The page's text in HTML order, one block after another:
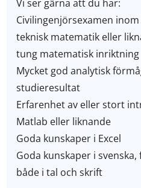
Vi ser gärna att du har:
Civilingenjörsexamen
teknisk matematik eller
tung matematisk inriktning
Mycket god analytisk
studieresultat
Erfarenhet av eller stort
Matlab eller liknande
Goda kunskaper i Excel
Goda kunskaper i svenska,
både i tal och skrift